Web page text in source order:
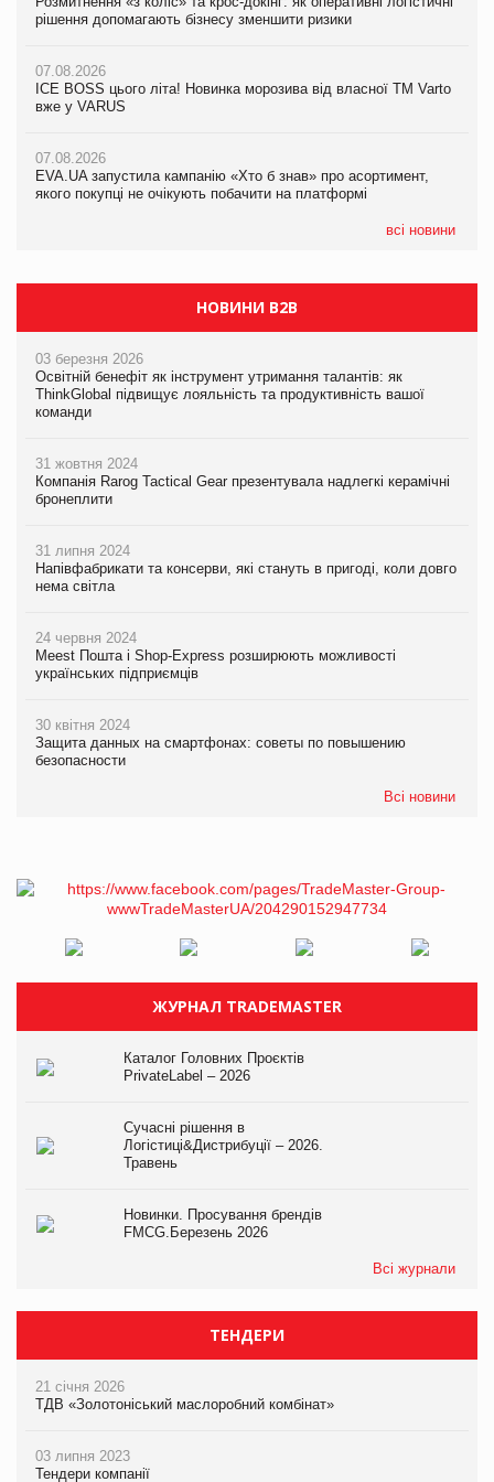
рішення допомагають бізнесу зменшити ризики
07.08.2026
ICE BOSS цього літа! Новинка морозива від власної ТМ Varto
вже у VARUS
07.08.2026
EVA.UA запустила кампанію «Хто б знав» про асортимент,
якого покупці не очікують побачити на платформі
всі новини
рішення допомагають бізнесу зменшити ризики
07.08.2026
ICE BOSS цього літа! Новинка морозива від власної ТМ Varto
вже у VARUS
07.08.2026
EVA.UA запустила кампанію «Хто б знав» про асортимент,
якого покупці не очікують побачити на платформі
Продажі Hugo Boss впали на 9%
НОВИНИ B2B
03 березня 2026
Освітній бенефіт як інструмент утримання талантів: як
ThinkGlobal підвищує лояльність та продуктивність вашої
команди
31 жовтня 2024
Компанія Rarog Tactical Gear презентувала надлегкі керамічні
бронеплити
31 липня 2024
Напівфабрикати та консерви, які стануть в пригоді, коли довго
нема світла
24 червня 2024
Meest Пошта і Shop-Express розширюють можливості
українських підприємців
30 квітня 2024
Защита данных на смартфонах: советы по повышению
безопасности
Всі новини
ЖУРНАЛ TRADEMASTER
Каталог Головних Проєктів
PrivateLabel – 2026
Сучасні рішення в
Логістиці&Дистрибуції – 2026.
Травень
Новинки. Просування брендів
FMCG.Березень 2026
Всі журнали
ТЕНДЕРИ
21 січня 2026
ТДВ «Золотоніський маслоробний комбінат»
03 липня 2023
Тендери компанії